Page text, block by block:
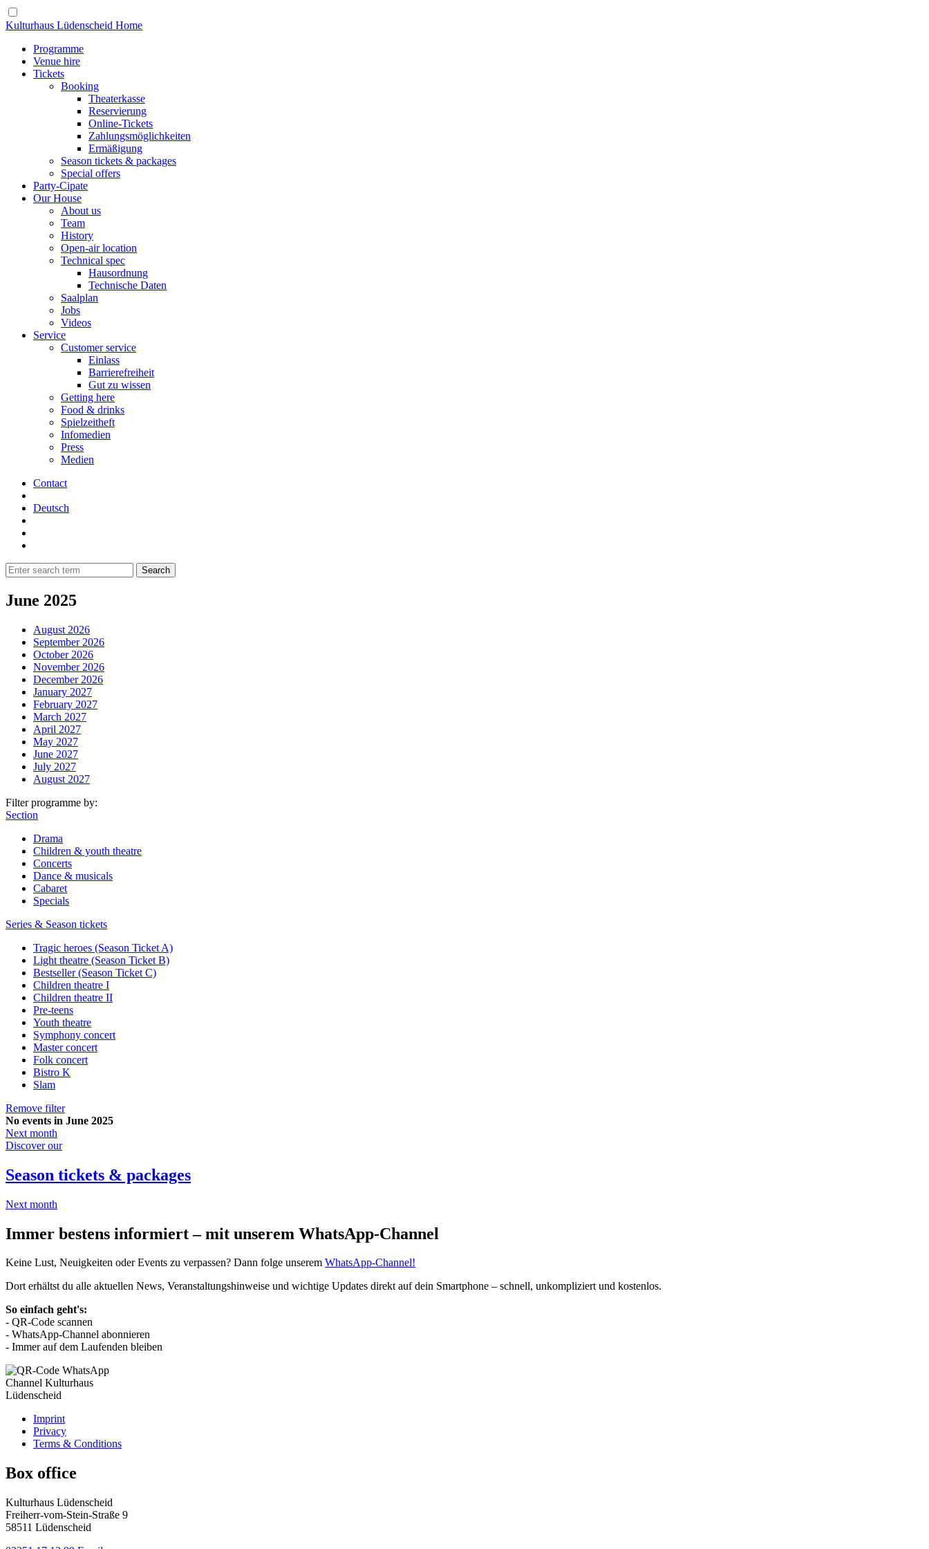
Kulturhaus Lüdenscheid Home
Programme
Venue hire
Tickets
Booking
Theaterkasse
Reservierung
Online-Tickets
Zahlungsmöglichkeiten
Ermäßigung
Season tickets & packages
Special offers
Party-Cipate
Our House
About us
Team
History
Open-air location
Technical spec
Hausordnung
Technische Daten
Saalplan
Jobs
Videos
Service
Customer service
Einlass
Barrierefreiheit
Gut zu wissen
Getting here
Food & drinks
Spielzeitheft
Infomedien
Press
Medien
Contact
Deutsch
June 2025
August 2026
September 2026
October 2026
November 2026
December 2026
January 2027
February 2027
March 2027
April 2027
May 2027
June 2027
July 2027
August 2027
Filter programme by:
Section
Drama
Children & youth theatre
Concerts
Dance & musicals
Cabaret
Specials
Series & Season tickets
Tragic heroes (Season Ticket A)
Light theatre (Season Ticket B)
Bestseller (Season Ticket C)
Children theatre I
Children theatre II
Pre-teens
Youth theatre
Symphony concert
Master concert
Folk concert
Bistro K
Slam
Remove filter
No events in June 2025
Next month
Discover our
Season tickets & packages
Next month
Immer bestens informiert – mit unserem WhatsApp-Channel
Keine Lust, Neuigkeiten oder Events zu verpassen? Dann folge unserem WhatsApp-Channel!
Dort erhältst du alle aktuellen News, Veranstaltungshinweise und wichtige Updates direkt auf dein Smartphone – schnell, unkompliziert und kostenlos.
So einfach geht's:
- QR-Code scannen
- WhatsApp-Channel abonnieren
- Immer auf dem Laufenden bleiben
Imprint
Privacy
Terms & Conditions
Box office
Kulturhaus Lüdenscheid
Freiherr-vom-Stein-Straße 9
58511 Lüdenscheid